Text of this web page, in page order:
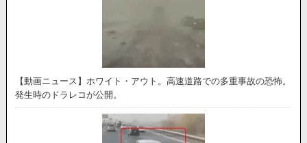
【動画ニュース】ホワイト・アウト。高速道路での多重事故の恐怖。
発生時のドラレコが公開。